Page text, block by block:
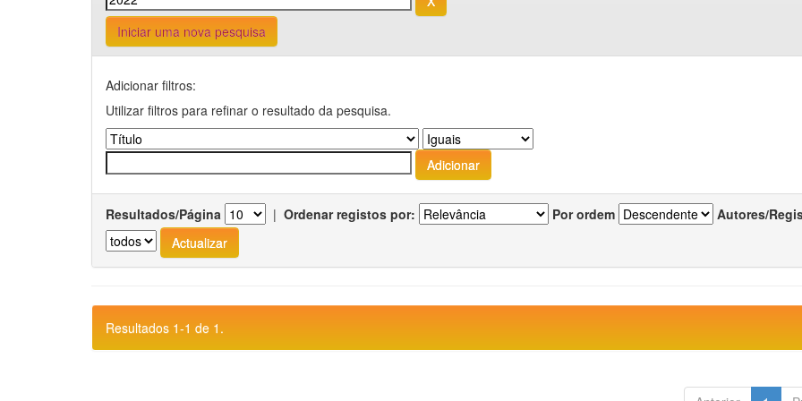
Iniciar uma nova pesquisa
Adicionar filtros:
Utilizar filtros para refinar o resultado da pesquisa.
Resultados/Página | Ordenar registos por: Por ordem Autores/
Resultados 1-1 de 1.